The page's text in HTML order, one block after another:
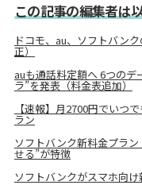
この記事の編集者は
ドコモ、au、ソフトバン
正）
auも通話料定額へ 6つの
ラ”を発表（料金表追加）
【速報】月2700円でいつ
ラン
ソフトバンク新料金プラ
せる”が特徴
ソフトバンクがスマホ向